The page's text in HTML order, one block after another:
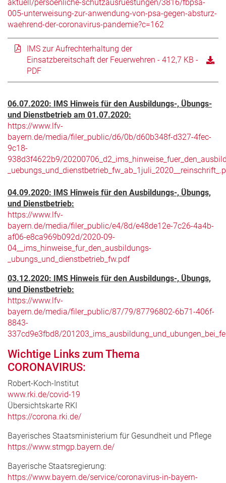
aktuell/persoenliche-schutzausruestungen/3816/fbpsa-
005-unterweisung-zur-anwendung-von-psa-gegen-absturz-
waehrend-der-coronavirus-pandemie?c=162
IMS zur Aufrechterhaltung der
Einsatzbereitschaft der Feuerwehren - 412,7 KB -
PDF
06.07.2020: IMS Hinweis für den Ausbildungs-, Übungs-
und Dienstbetrieb am 01.07.2020:
https://www.lfv-
bayern.de/media/filer_public/d6/0b/d60b348f-d327-4fec-
9c18-
938d3f4622b9/
04.09.2020: IMS Hinweis für den Ausbildungs-, Übungs,
und Dienstbetrieb:
https://www.lfv-
bayern.de/media/filer_public/e4/8d/e48de12e-7c26-4a4b-
af06-e8ca969b092d/2020-09-
04__ims_hinweise_fur_den_ausbildungs-
_ubungs_und_dienstbetrieb_fw.pdf
03.12.2020: IMS Hinweis für den Ausbildungs-, Übungs,
und Dienstbetrieb:
https://www.lfv-
bayern.de/media/filer_public/87/79/87796802-6b71-406f-
8843-
337cd9e3fbd8/
Wichtige Links zum Thema
CORONAVIRUS:
Robert-Koch-Institut
www.rki.de/covid-19
Übersichtskarte RKI
https://corona.rki.de/
Bayerisches Staatsministerium für Gesundheit und Pflege
https://www.stmgp.bayern.de/
Bayerische Staatsregierung:
https://www.bayern.de/service/coronavirus-in-bayern-